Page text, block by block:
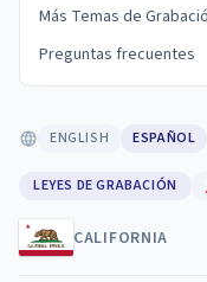
Más Temas de
Preguntas frecuentes
ENGLISH ESPAÑOL
LEYES DE GRABACIÓN
CALIFORNIA